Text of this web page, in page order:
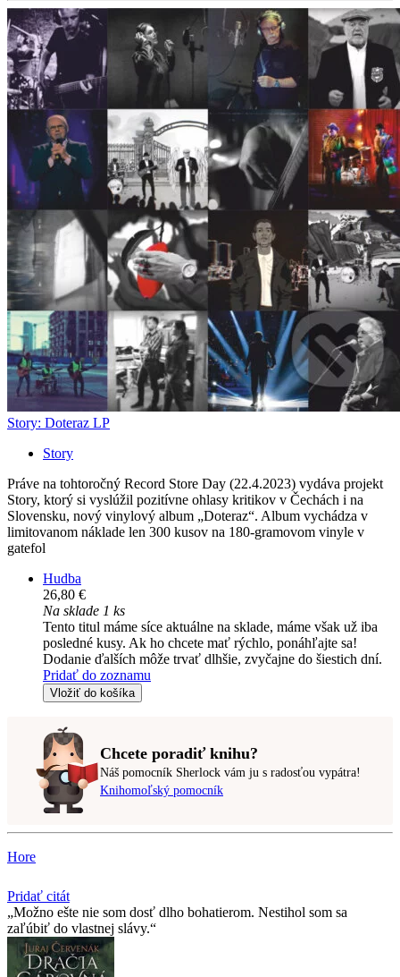
Story: Doteraz LP
Story
Práve na tohtoročný Record Store Day (22.4.2023) vydáva projekt
Story, ktorý si vyslúžil pozitívne ohlasy kritikov v Čechách i na
Slovensku, nový vinylový album „Doteraz“. Album vychádza v
limitovanom náklade len 300 kusov na 180-gramovom vinyle v
gatefol
Hudba
26,80 €
Na sklade 1 ks
Tento titul máme síce aktuálne na sklade, máme však už iba
posledné kusy. Ak ho chcete mať rýchlo, ponáhľajte sa!
Dodanie ďalších môže trvať dlhšie, zvyčajne do šiestich dní.
Pridať do zoznamu
Vložiť do košíka
Chcete poradiť knihu?
Náš pomocník Sherlock vám ju s radosťou vypátra!
Knihomoľský pomocník
Hore
Pridať citát
Možno ešte nie som dosť dlho bohatierom. Nestihol som sa
zaľúbiť do vlastnej slávy.